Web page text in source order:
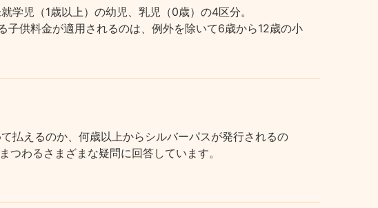
学児（1歳以上）の幼児、乳児（0歳）の4区分。
供料金が適用されるのは、例外を除いて6歳から12歳の小
払えるのか、何歳以上からシルバーパスが発行されるの
わるさまざまな疑問に回答しています。